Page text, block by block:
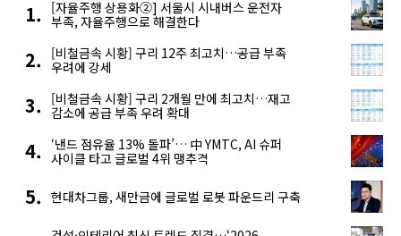
[자율주행 상용화②] 서울시 시내버스 운전자
부족, 자율주행으로 해결한다
[비철금속 시황] 구리 12주 최고치…공급 부족
우려에 강세
[비철금속 시황] 구리 2개월 만에 최고치…재고
감소에 공급 부족 우려 확대
‘낸드 점유율 13% 돌파’… 中 YMTC, AI 슈퍼
사이클 타고 글로벌 4위 맹추격
현대차그룹, 새만금에 글로벌 로봇 파운드리 구축